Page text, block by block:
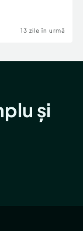
13 zile în urmă
și